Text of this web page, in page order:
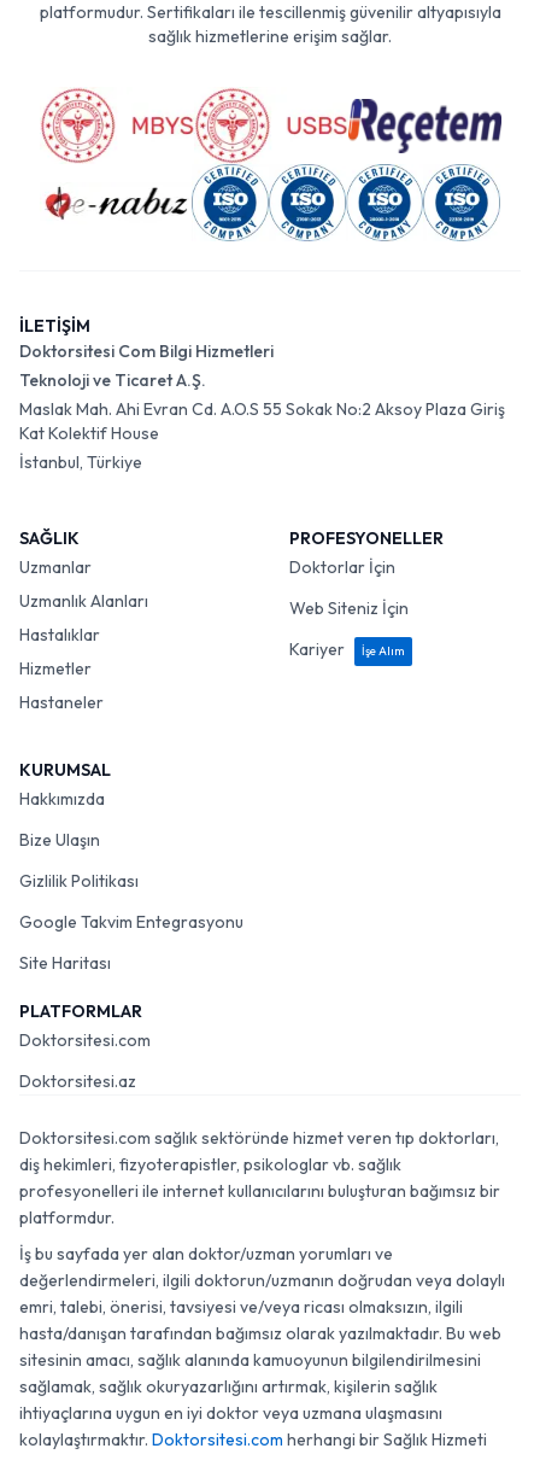
platformudur. Sertifikaları ile tescillenmiş güvenilir altyapısıyla
sağlık hizmetlerine erişim sağlar.
İLETİŞİM
Doktorsitesi Com Bilgi Hizmetleri
Teknoloji ve Ticaret A.Ş.
Maslak Mah. Ahi Evran Cd. A.O.S 55 Sokak No:2 Aksoy Plaza Giriş
Kat Kolektif House
İstanbul, Türkiye
SAĞLIK
Uzmanlar
Uzmanlık Alanları
Hastalıklar
Hizmetler
Hastaneler
PROFESYONELLER
Doktorlar İçin
Web Siteniz İçin
Kariyer
İşe Alım
KURUMSAL
Hakkımızda
Bize Ulaşın
Gizlilik Politikası
Google Takvim Entegrasyonu
Site Haritası
PLATFORMLAR
Doktorsitesi.com
Doktorsitesi.az
Doktorsitesi.com sağlık sektöründe hizmet veren tıp doktorları,
diş hekimleri, fizyoterapistler, psikologlar vb. sağlık
profesyonelleri ile internet kullanıcılarını buluşturan bağımsız bir
platformdur.
İş bu sayfada yer alan doktor/uzman yorumları ve
değerlendirmeleri, ilgili doktorun/uzmanın doğrudan veya dolaylı
emri, talebi, önerisi, tavsiyesi ve/veya ricası olmaksızın, ilgili
hasta/danışan tarafından bağımsız olarak yazılmaktadır. Bu web
sitesinin amacı, sağlık alanında kamuoyunun bilgilendirilmesini
sağlamak, sağlık okuryazarlığını artırmak, kişilerin sağlık
ihtiyaçlarına uygun en iyi doktor veya uzmana ulaşmasını
kolaylaştırmaktır. Doktorsitesi.com herhangi bir Sağlık Hizmeti